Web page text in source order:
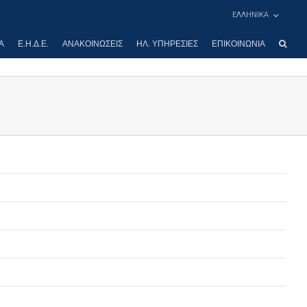
ΕΛΛΗΝΙΚΑ
Ε.Η.Δ.Ε. ΑΝΑΚΟΙΝΏΣΕΙΣ ΗΛ. ΥΠΗΡΕΣΊΕΣ ΕΠΙΚΟΙΝΩΝΊΑ